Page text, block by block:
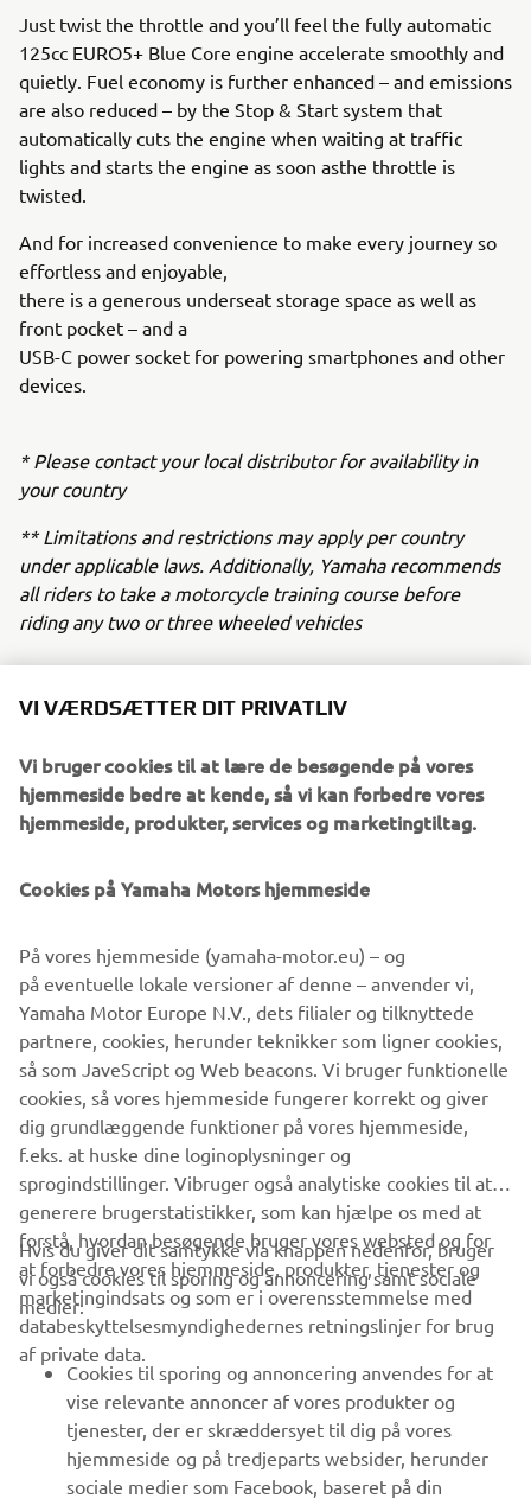
Just twist the throttle and you’ll feel the fully automatic
125cc EURO5+ Blue Core engine accelerate smoothly and
quietly. Fuel economy is further enhanced – and emissions
are also reduced – by the Stop & Start system that
automatically cuts the engine when waiting at traffic
lights and starts the engine as soon asthe throttle is
twisted.
And for increased convenience to make every journey so
effortless and enjoyable,
there is a generous underseat storage space as well as
front pocket – and a
USB-C power socket for powering smartphones and other
devices.
* Please contact your local distributor for availability in
your country
** Limitations and restrictions may apply per country
under applicable laws. Additionally, Yamaha recommends
all riders to take a motorcycle training course before
riding any two or three wheeled vehicles
DISCOVER MORE
VIRKSOMHED
B2B
MERE YAMAHA
SUPPORT
VI VÆRDSÆTTER DIT PRIVATLIV
Vi bruger cookies til at lære de besøgende på vores
hjemmeside bedre at kende, så vi kan forbedre vores
hjemmeside, produkter, services og marketingtiltag.
Cookies på Yamaha Motors hjemmeside
På vores hjemmeside (yamaha-motor.eu) – og
på eventuelle lokale versioner af denne – anvender vi,
Yamaha Motor Europe N.V., dets filialer og tilknyttede
partnere, cookies, herunder teknikker som ligner cookies,
så som JaveScript og Web beacons. Vi bruger funktionelle
cookies, så vores hjemmeside fungerer korrekt og giver
dig grundlæggende funktioner på vores hjemmeside,
f.eks. at huske dine loginoplysninger og
sprogindstillinger. Vibruger også analytiske cookies til at
generere brugerstatistikker, som kan hjælpe os med at
forstå, hvordan besøgende bruger vores websted og for
at forbedre vores hjemmeside, produkter, tjenester og
marketingindsats og som er i overensstemmelse med
databeskyttelsesmyndighedernes retningslinjer for brug
af private data.
Hvis du giver dit samtykke via knappen nedenfor, bruger
vi også cookies til sporing og annoncering samt sociale
medier:
Cookies til sporing og annoncering anvendes for at
vise relevante annoncer af vores produkter og
tjenester, der er skræddersyet til dig på vores
hjemmeside og på tredjeparts websider, herunder
sociale medier som Facebook, baseret på din